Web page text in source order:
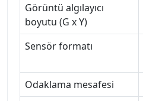
Görüntü algılayıcı
boyutu (G x Y)
Sensör formatı
Odaklama mesafesi